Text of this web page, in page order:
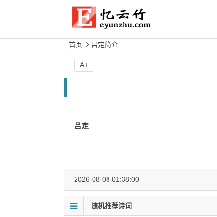
首页 吕定简介
吕定
A+
2026-08-08 01:38:00
随机推荐诗词